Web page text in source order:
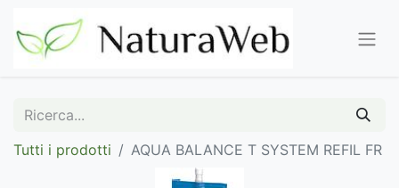
Tutti i prodotti AQUA BALANCE T SYSTEM REFIL FR